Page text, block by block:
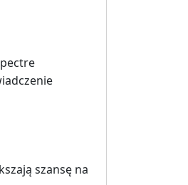
szansę na